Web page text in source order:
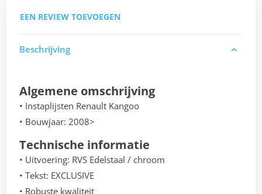
EEN REVIEW TOEVOEGEN
Beschrijving
Algemene omschrijving
• Instaplijsten Renault Kangoo
• Bouwjaar: 2008>
Technische informatie
• Uitvoering: RVS Edelstaal / chroom
• Tekst: EXCLUSIVE
• Robuste kwaliteit